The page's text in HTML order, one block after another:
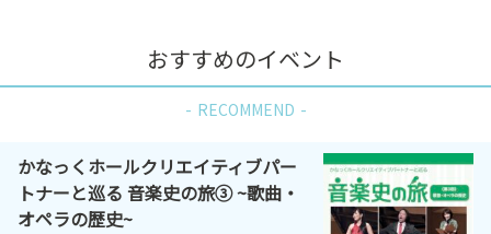
おすすめのイベント
RECOMMEND
かなっくホールクリエイティブパー
トナーと巡る 音楽史の旅③ ~歌曲・
オペラの歴史~